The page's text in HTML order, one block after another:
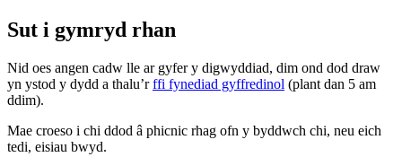
Sut i gymryd rhan
Nid oes angen cadw lle ar gyfer y digwyddiad, dim ond dod draw
yn ystod y dydd a thalu’rffi fynediad gyffredinol (plant dan 5 am
ddim).
Mae croeso i chi ddod â phicnic rhag ofn y byddwch chi, neu eich
tedi, eisiau bwyd.